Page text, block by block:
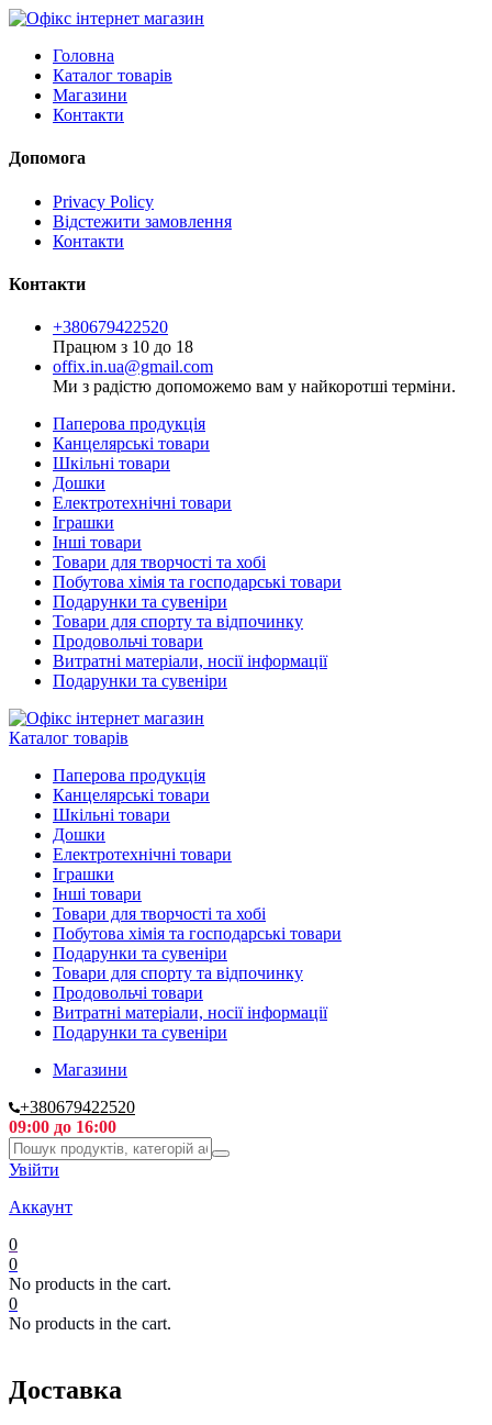
Головна
Каталог товарів
Магазини
Контакти
Допомога
Privacy Policy
Відстежити замовлення
Контакти
Контакти
+380679422520
Працюм з 10 до 18
offix.in.ua@gmail.com
Ми з радістю допоможемо вам у найкоротші терміни.
Паперова продукція
Канцелярські товари
Шкільні товари
Дошки
Електротехнічні товари
Іграшки
Інші товари
Товари для творчості та хобі
Побутова хімія та господарські товари
Подарунки та сувеніри
Товари для спорту та відпочинку
Продовольчі товари
Витратні матеріали, носії інформації
Подарунки та сувеніри
Каталог товарів
Паперова продукція
Канцелярські товари
Шкільні товари
Дошки
Електротехнічні товари
Іграшки
Інші товари
Товари для творчості та хобі
Побутова хімія та господарські товари
Подарунки та сувеніри
Товари для спорту та відпочинку
Продовольчі товари
Витратні матеріали, носії інформації
Подарунки та сувеніри
Магазини
+380679422520
09:00 до 16:00
Увійти
Аккаунт
0
0
No products in the cart.
0
No products in the cart.
Доставка